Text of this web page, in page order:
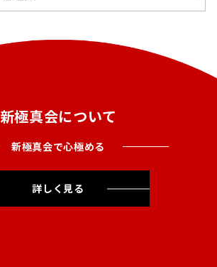
新極真会について
新極真会で心極める
詳しく見る